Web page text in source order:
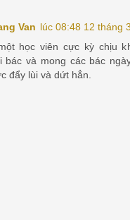
Van lúc 08:48 12 tháng
học viên cực kỳ chịu
bác và mong các bác
đẩy lùi và dứt hẳn.